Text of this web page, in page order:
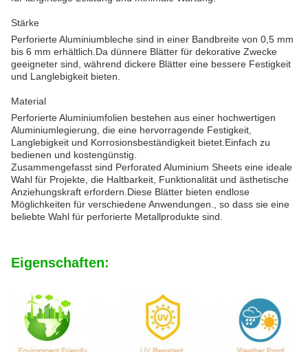
Stärke
Perforierte Aluminiumbleche sind in einer Bandbreite von 0,5 mm
bis 6 mm erhältlich.Da dünnere Blätter für dekorative Zwecke
geeigneter sind, während dickere Blätter eine bessere Festigkeit
und Langlebigkeit bieten.
Material
Perforierte Aluminiumfolien bestehen aus einer hochwertigen
Aluminiumlegierung, die eine hervorragende Festigkeit,
Langlebigkeit und Korrosionsbeständigkeit bietet.Einfach zu
bedienen und kostengünstig.
Zusammengefasst sind Perforated Aluminium Sheets eine ideale
Wahl für Projekte, die Haltbarkeit, Funktionalität und ästhetische
Anziehungskraft erfordern.Diese Blätter bieten endlose
Möglichkeiten für verschiedene Anwendungen., so dass sie eine
beliebte Wahl für perforierte Metallprodukte sind.
Eigenschaften: